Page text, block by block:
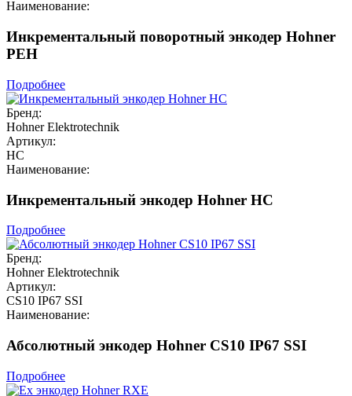
Наименование:
Инкрементальный поворотный энкодер Hohner
PEH
Подробнее
Бренд:
Hohner Elektrotechnik
Артикул:
HC
Наименование:
Инкрементальный энкодер Hohner HC
Подробнее
Бренд:
Hohner Elektrotechnik
Артикул:
CS10 IP67 SSI
Наименование:
Абсолютный энкодер Hohner CS10 IP67 SSI
Подробнее